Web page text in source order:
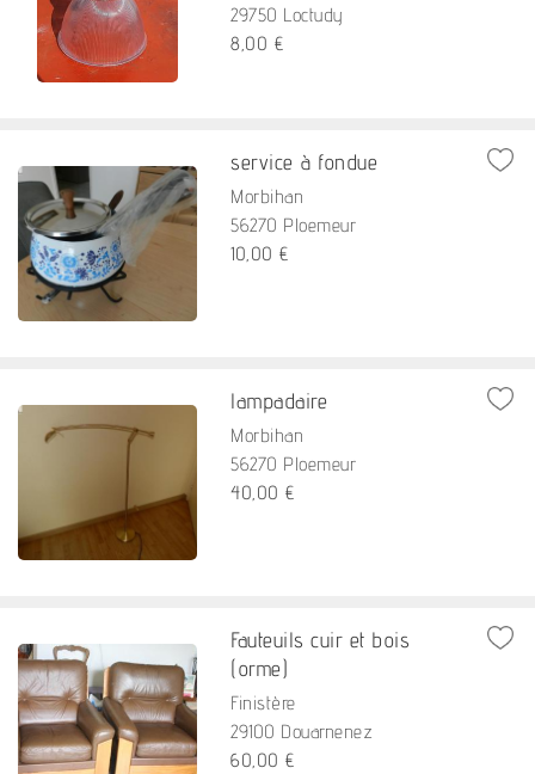
29750 Loctudy
8,00 €
service à fondue
Morbihan
56270 Ploemeur
10,00 €
lampadaire
Morbihan
56270 Ploemeur
40,00 €
Fauteuils cuir et bois
(orme)
Finistère
29100 Douarnenez
60,00 €